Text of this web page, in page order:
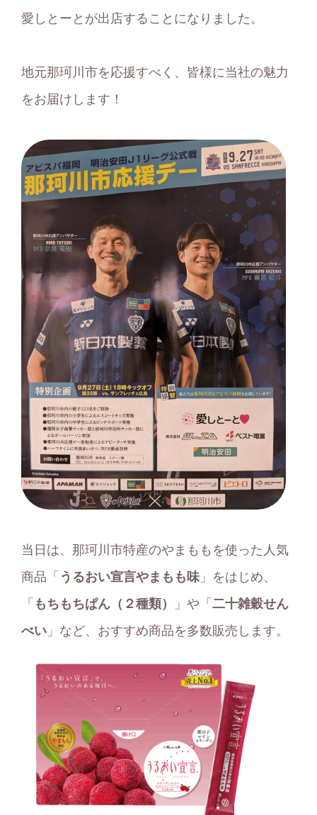
愛しとーとが出店することになりました。
地元那珂川市を応援すべく、皆様に当社の魅力
をお届けします！
当日は、那珂川市特産のやまももを使った人気
商品「 うるおい宣言やまもも味」をはじめ、
「 もちもちぱん（２種類） 」や「 二十雑穀せん
べい」など、おすすめ商品を多数販売します。